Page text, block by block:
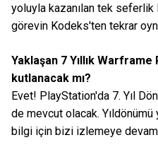
yoluyla kazanılan tek seferlik
görevin Kodeks'ten tekrar
Yaklaşan 7 Yıllık
kutlanacak mı?
Evet! PlayStation'da 7. Yıl
de mevcut olacak. Yıldönümü
bilgi için bizi izlemeye